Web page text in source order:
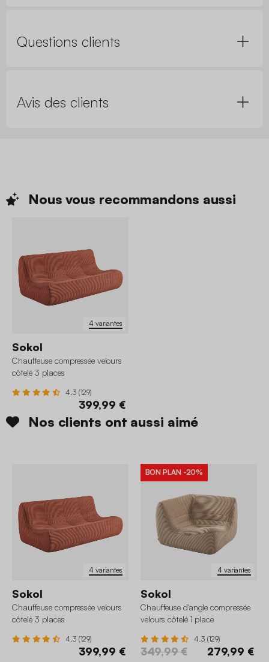
Questions clients
Avis des clients
Nous vous recommandons aussi
4 variantes
Sokol
Chauffeuse compressée velours
côtelé 3 places
4.3 (129)
399,99 €
Nos clients ont aussi aimé
4 variantes
Sokol
Chauffeuse compressée velours
côtelé 3 places
4.3 (129)
399,99 €
4 variantes
BON PLAN -20%
Sokol
Chauffeuse d'angle compressée
velours côtelé 1 place
4.3 (129)
349,99 € 279,99 €